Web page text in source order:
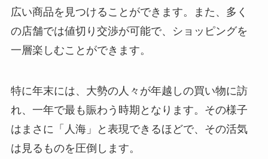
広い商品を見つけることができます。また、多く
の店舗では値切り交渉が可能で、ショッピングを
一層楽しむことができます。
特に年末には、大勢の人々が年越しの買い物に訪
れ、一年で最も賑わう時期となります。その様子
はまさに「人海」と表現できるほどで、その活気
は見るものを圧倒します。